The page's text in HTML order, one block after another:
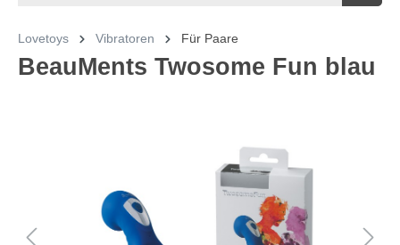
IT
Lovetoys Vibratoren Für Paare
BeauMents Twosome Fun blau